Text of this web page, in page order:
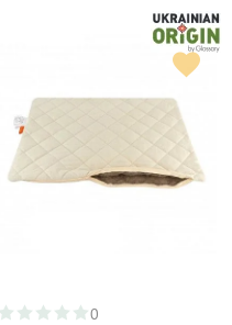
0